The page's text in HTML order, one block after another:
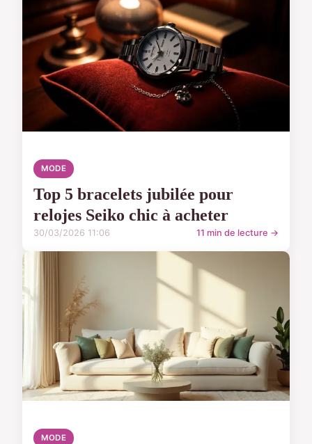
MODE
Top 5 bracelets jubilée pour
relojes Seiko chic à acheter
30/03/2026 11:06 11 min de lecture →
MODE